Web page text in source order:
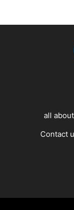
all
Contact